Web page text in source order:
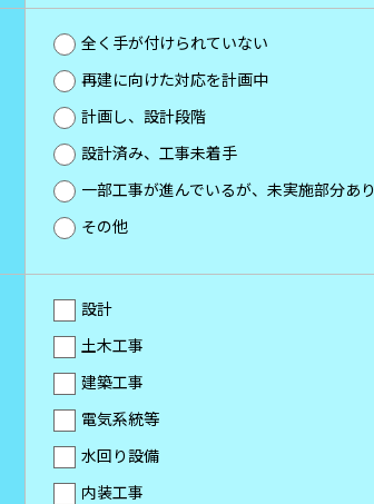
全く手が付けられていない
再建に向けた対応を計画中
計画し、設計段階
設計済み、工事未着手
一部工事が進んでいるが、未実施部分あり
その他
設計
土木工事
建築工事
電気系統等
水回り設備
内装工事